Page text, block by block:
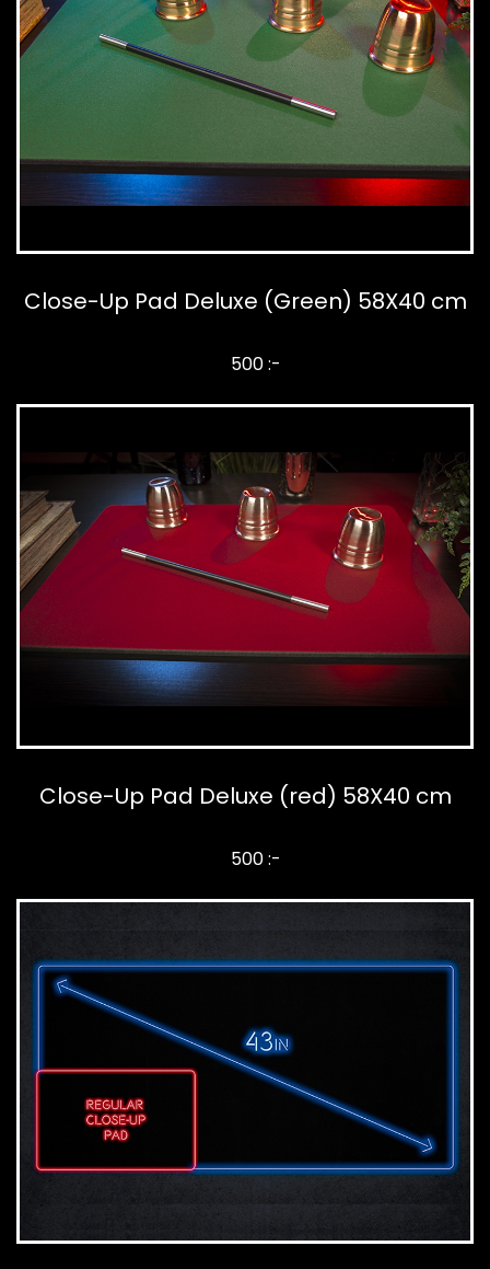
Close-Up Pad Deluxe (Green) 58X40 cm
500 :-
Close-Up Pad Deluxe (red) 58X40 cm
500 :-